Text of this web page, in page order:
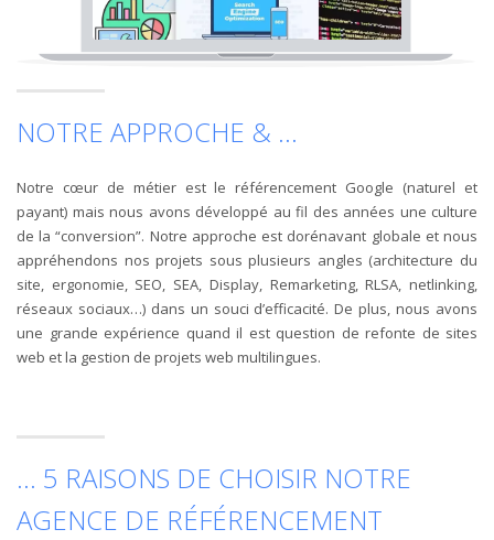
NOTRE APPROCHE & ...
Notre cœur de métier est le référencement Google (naturel et
payant) mais nous avons développé au fil des années une culture
de la “conversion”. Notre approche est dorénavant globale et nous
appréhendons nos projets sous plusieurs angles (architecture du
site, ergonomie, SEO, SEA, Display, Remarketing, RLSA, netlinking,
réseaux sociaux…) dans un souci d’efficacité. De plus, nous avons
une grande expérience quand il est question de refonte de sites
web et la gestion de projets web multilingues.
... 5 RAISONS DE CHOISIR NOTRE
AGENCE DE RÉFÉRENCEMENT